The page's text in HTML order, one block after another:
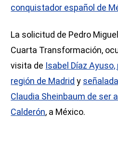
conquistador español de
La solicitud de Pedro
Cuarta Transformación,
visita de Isabel Díaz
región de Madrid y
Claudia Sheinbaum de ser
Calderón, a México.